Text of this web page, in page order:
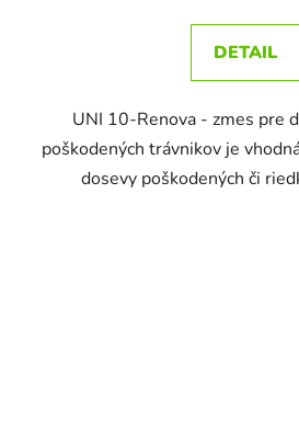
DETAIL
UNI 10-Renova - zmes pre
poškodených trávnikov je
dosevy poškodených či